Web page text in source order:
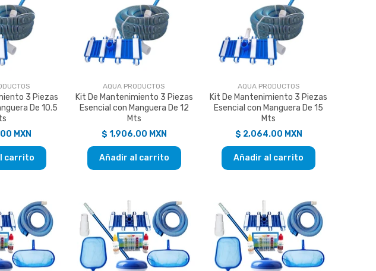
3 Piezas
De 10.5
MXN
carrito
AQUA PRODUCTOS
Kit De Mantenimiento 3 Piezas
Esencial con Manguera De 12
Mts
$ 1,906.00 MXN
Añadir al carrito
AQUA PRODUCTOS
Kit De Mantenimiento 3 Piezas
Esencial con Manguera De 15
Mts
$ 2,064.00 MXN
Añadir al carrito